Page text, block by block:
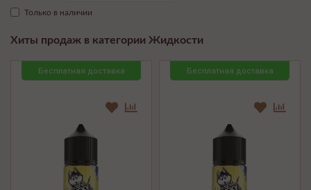
Только в наличии
Хиты продаж в категории Жидкости
Бесплатная доставка Бесплатная доставка